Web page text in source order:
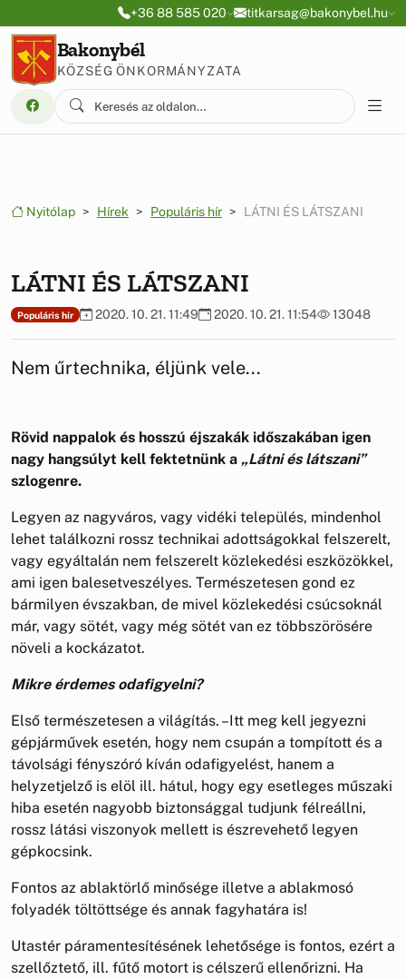
Ugrás a menüre
Ugrás a tartalomra+36 88 585 020 titkarsag@bakonybel.hu
Bakonybél
KÖZSÉG ÖNKORMÁNYZATA
Nyitólap Hírek Populáris hír LÁTNI ÉS LÁTSZANI
LÁTNI ÉS LÁTSZANI
Populáris hír 2020. 10. 21. 11:49 2020. 10. 21. 11:54 13048
Nem űrtechnika, éljünk vele...
Rövid nappalok és hosszú éjszakák időszakában igen
nagy hangsúlyt kell fektetnünk a „Látni és látszani”
szlogenre.
Legyen az nagyváros, vagy vidéki település, mindenhol
lehet találkozni rossz technikai adottságokkal felszerelt,
vagy egyáltalán nem felszerelt közlekedési eszközökkel,
ami igen balesetveszélyes. Természetesen gond ez
bármilyen évszakban, de mivel közlekedési csúcsoknál
már, vagy sötét, vagy még sötét van ez többszörösére
növeli a kockázatot.
Mikre érdemes odafigyelni?
Első természetesen a világítás. –Itt meg kell jegyezni
gépjárművek esetén, hogy nem csupán a tompított és a
távolsági fényszóró kíván odafigyelést, hanem a
helyzetjelző is elöl ill. hátul, hogy egy esetleges műszaki
hiba esetén nagyobb biztonsággal tudjunk félreállni,
rossz látási viszonyok mellett is észrevehető legyen
gépkocsink.
Fontos az ablaktörlő minősége illetve a ablakmosó
folyadék töltöttsége és annak fagyhatára is!
Utastér páramentesítésének lehetősége is fontos, ezért a
szellőztető, ill. fűtő motort is célszerű ellenőrizni. Ha